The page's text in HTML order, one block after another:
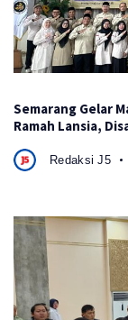
Semarang Gelar
Ramah Lansia,
Redaksi J5